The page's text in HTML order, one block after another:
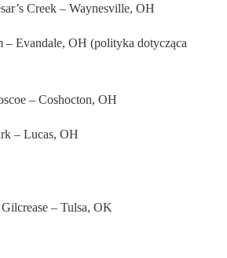
Creek – Waynesville, OH
– Evandale, OH (polityka dotycząca
– Coshocton, OH
– Lucas, OH
– Tulsa, OK